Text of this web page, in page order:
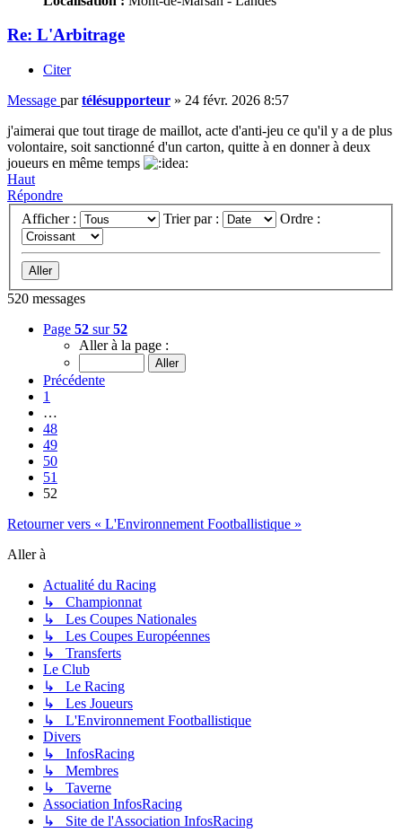
Re: L'Arbitrage
Citer
Message partélésupporteur » 24 févr. 2026 8:57
j'aimerai que tout tirage de maillot, acte d'anti-jeu ce qu'il y a de plus
volontaire, soit sanctionné d'un carton, quitte à en donner à deux
joueurs en même temps
Haut
Répondre
Afficher :
Trier par : Ordre :
520 messages
Page 52 sur52
Aller à la page :
Précédente
1
…
48
49
50
51
52
Retourner vers « L'Environnement Footballistique »
Aller à
Actualité du Racing
↳ Championnat
↳ Les Coupes Nationales
↳ Les Coupes Européennes
↳ Transferts
Le Club
↳ Le Racing
↳ Les Joueurs
↳ L'Environnement Footballistique
Divers
↳ InfosRacing
↳ Membres
↳ Taverne
Association InfosRacing
↳ Site de l'Association InfosRacing